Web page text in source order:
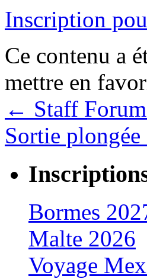
Inscription
Ce contenu a
mettre en
← Staff
Sortie
Bormes
Malte 2026
Voyage